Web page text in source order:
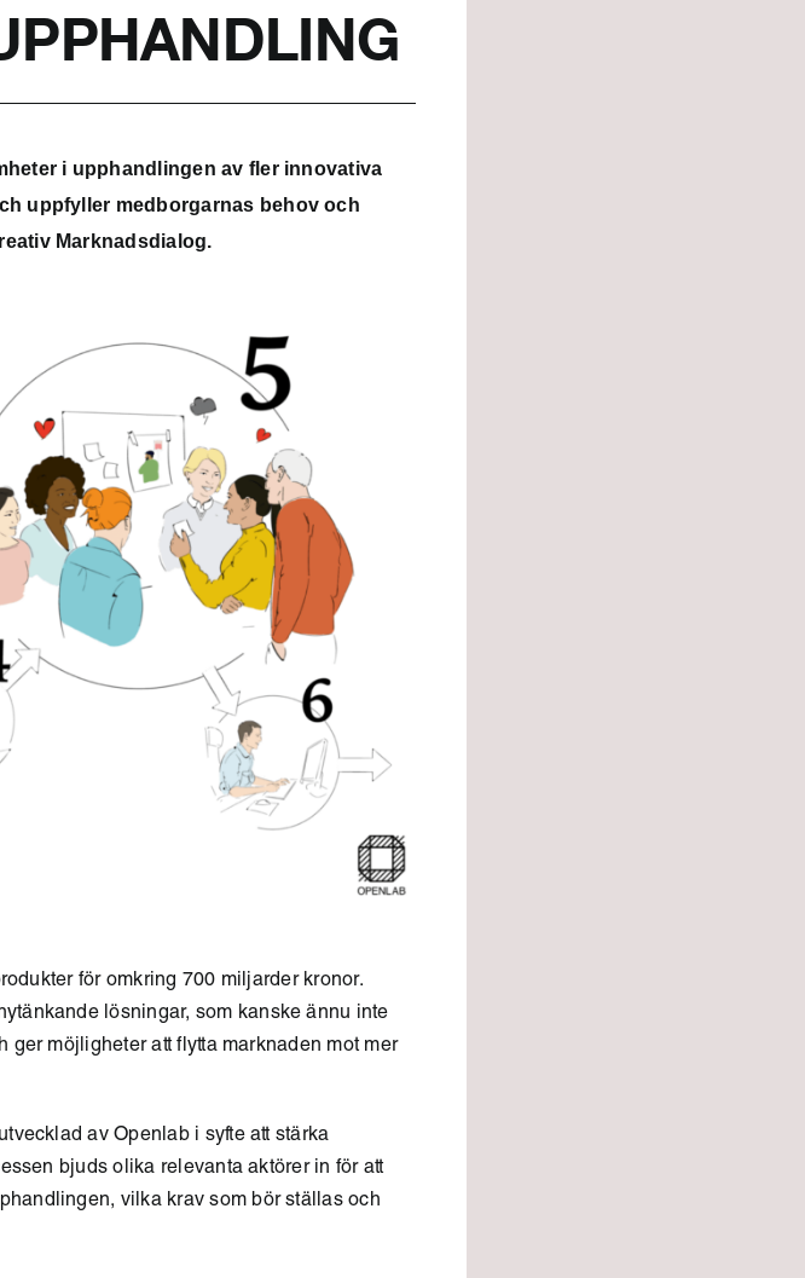
i upphandlingen av fler innovativa
uppfyller medborgarnas behov och
Marknadsdialog.
för omkring 700 miljarder kronor.
lösningar, som kanske ännu inte
ger möjligheter att flytta marknaden mot mer
av Openlab i syfte att stärka
bjuds olika relevanta aktörer in för att
vilka krav som bör ställas och